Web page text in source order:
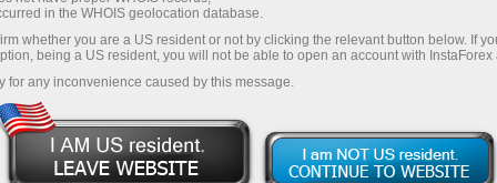
InstaForex
InstaForex ทุกคนสามารถรับโบนัส
สูงสุด 30% จากยอดฝาก และใช้
ประโยชน์จากโปรโมชั่นและข้อเสนอ
ในการเทรดและบนทางหลวง
แจ็กพอตของขวัญส่วนตัวของคุณ
ฝากเงินจำนวน $333 — เลือกของขวัญมูลค่าสูงสุด
$1,500
เทรดแบบไร้ความเสี่ยง — เรารับประกัน
in the WHOIS geolocation database.
whether you are a US resident or not by clicking the relevant button below. If
being a US resident, you will not be able to open an account with InstaForex
for any inconvenience caused by this message.